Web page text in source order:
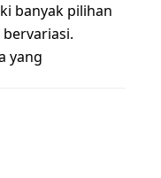
banyak pilihan
yang